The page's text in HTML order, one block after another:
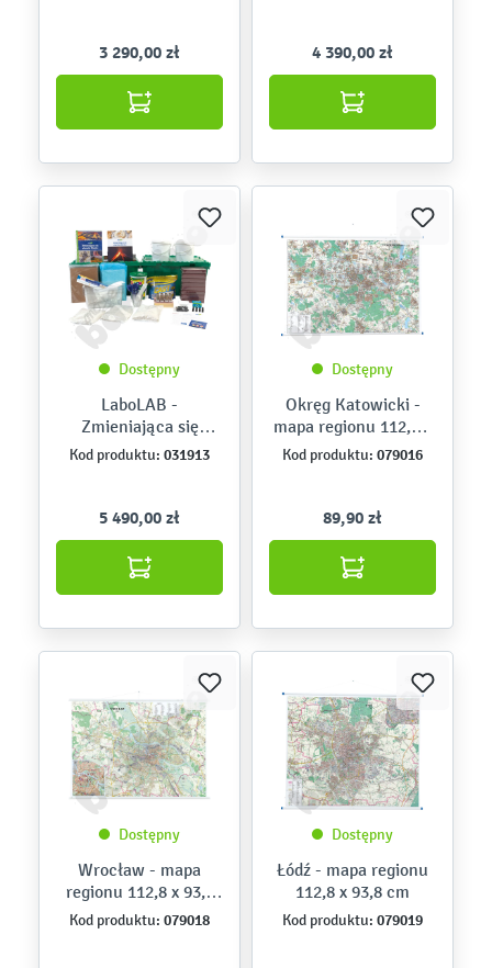
3 290,00 zł 4 390,00 zł
Dostępny
LaboLAB -
Zmieniająca się
planeta Ziemia
Kod produktu: 031913
5 490,00 zł
Dostępny
Okręg Katowicki -
mapa regionu 112,8 x
93,8 cm
Kod produktu: 079016
89,90 zł
Dostępny
Wrocław - mapa
regionu 112,8 x 93,8
cm
Kod produktu: 079018
Dostępny
Łódź - mapa regionu
112,8 x 93,8 cm
Kod produktu: 079019